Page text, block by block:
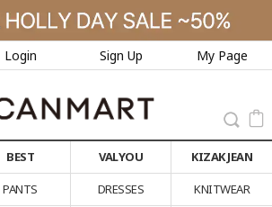
Login Sign Up My Page
BEST VALYOU
KIZAK JEAN
PANTS DRESSES
KNITWEAR